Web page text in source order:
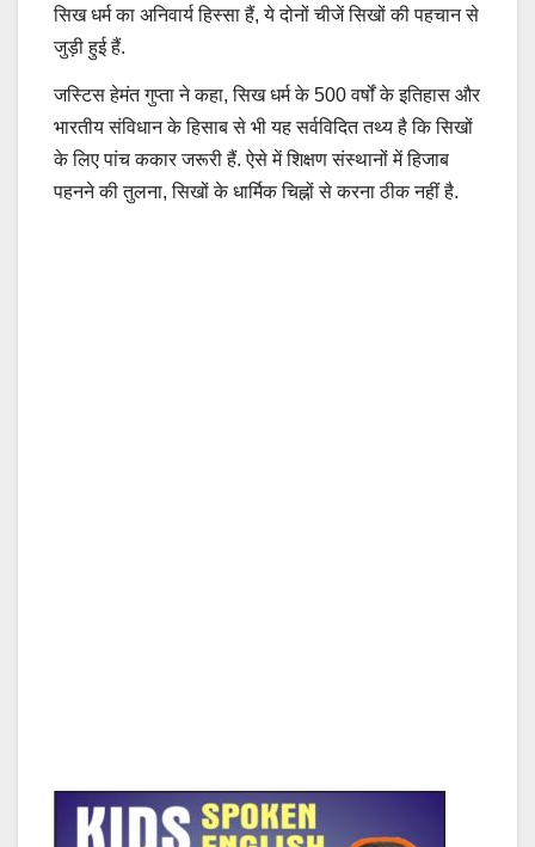
सिख धर्म का अनिवार्य हिस्सा हैं, ये दोनों चीजें सिखों की पहचान से
जुड़ी हुई हैं.
जस्टिस हेमंत गुप्ता ने कहा, सिख धर्म के 500 वर्षों के इतिहास और
भारतीय संविधान के हिसाब से भी यह सर्वविदित तथ्य है कि सिखों
के लिए पांच ककार जरूरी हैं. ऐसे में शिक्षण संस्थानों में हिजाब
पहनने की तुलना, सिखों के धार्मिक चिह्नों से करना ठीक नहीं है.